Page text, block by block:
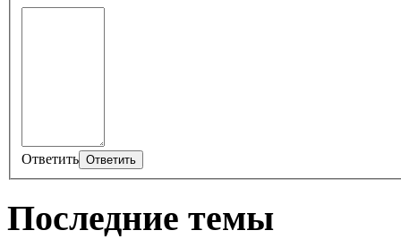
Ответить
Последние темы